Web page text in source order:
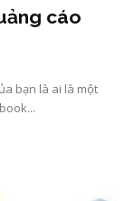
cáo
bạn là ai là một